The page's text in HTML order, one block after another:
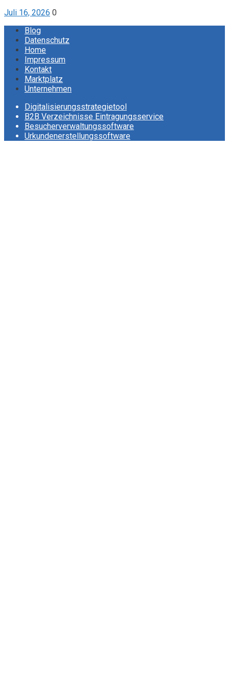
Juli 16, 2026 0
Blog
Datenschutz
Home
Impressum
Kontakt
Marktplatz
Unternehmen
Digitalisierungsstrategietool
B2B Verzeichnisse Eintragungsservice
Besucherverwaltungssoftware
Urkundenerstellungssoftware